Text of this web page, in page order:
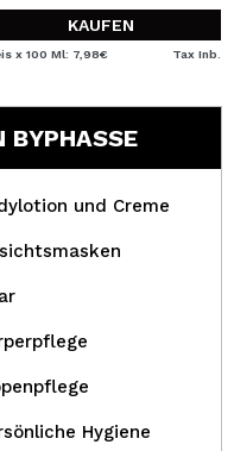
KAUFEN
x 100 Ml: 7,98€ Tax Inb.
BYPHASSE
und Creme
Hygiene